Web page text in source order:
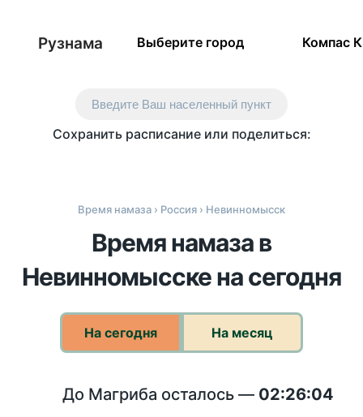
Рузнама Выберите город Компас
Введите Ваш населенный пункт
Сохранить расписание или поделиться:
Время намаза › Россия › Невинномысск
Время намаза в
Невинномысске на сегодня
На сегодня На месяц
До Магриба осталось — 02:26:04